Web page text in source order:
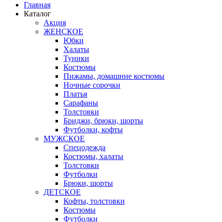
Главная
Каталог
Акция
ЖЕНСКОЕ
Юбки
Халаты
Туники
Костюмы
Пижамы, домашние костюмы
Ночные сорочки
Платья
Сарафаны
Толстовки
Бриджи, брюки, шорты
Футболки, кофты
МУЖСКОЕ
Спецодежда
Костюмы, халаты
Толстовки
Футболки
Брюки, шорты
ДЕТСКОЕ
Кофты, толстовки
Костюмы
Футболки